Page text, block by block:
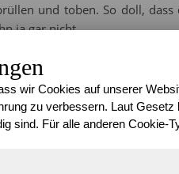
und toben. So doll, dass
ja gar nicht.
einem gemütlichen
aussieht, doch das
auch anders sein kann. So
nicht so recht glauben
wir Cookies auf unserer
zu verbessern. Laut
sind. Für alle anderen Cookie-